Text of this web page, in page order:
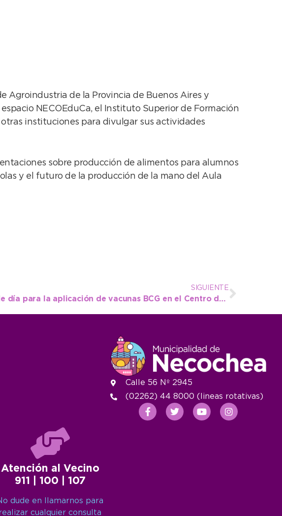
Agroindustria de la Provincia de Buenos Aires y
NECOEduCa, el Instituto Superior de Formación
otras instituciones para divulgar sus actividades
sobre producción de alimentos para alumnos
y el futuro de la producción de la mano del Aula
SIGUIENTE
Cambio de día para la aplicación de vacunas BCG en el Centro de Salud Flores
Atención al Vecino
911 | 100 | 107
dude en llamarnos para
cualquier consulta
Calle 56 Nº 2945
(02262) 44 8000 (lineas rotativas)